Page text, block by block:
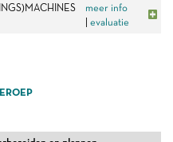
meer info
evaluatie